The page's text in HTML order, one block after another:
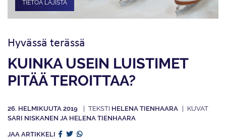
TIETOA LAJISTA
Hyvässä terässä
KUINKA USEIN LUISTIMET
PITÄÄ TEROITTAA?
26. HELMIKUUTA 2019
HELENA TIENHAARA
SARI NISKANEN JA HELENA TIENHAARA
JAA ARTIKKELI